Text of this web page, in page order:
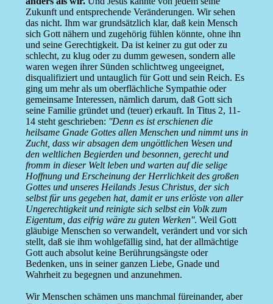
Zukunft und entsprechende Veränderungen. Wir sehen
das nicht. Ihm war grundsätzlich klar, daß kein Mensch
sich Gott nähern und zugehörig fühlen könnte, ohne ihn
und seine Gerechtigkeit. Da ist keiner zu gut oder zu
schlecht, zu klug oder zu dumm gewesen, sondern alle
waren wegen ihrer Sünden schlichtweg ungeeignet,
disqualifiziert und untauglich für Gott und sein Reich. Es
ging um mehr als um oberflächliche Sympathie oder
gemeinsame Interessen, nämlich darum, daß Gott sich
seine Familie gründet und (teuer) erkauft. In Titus 2, 11-
14 steht geschrieben: ''Denn es ist erschienen die
heilsame Gnade Gottes allen Menschen und nimmt uns in
Zucht, dass wir absagen dem ungöttlichen Wesen und
den weltlichen Begierden und besonnen, gerecht und
fromm in dieser Welt leben und warten auf die selige
Hoffnung und Erscheinung der Herrlichkeit des großen
Gottes und unseres Heilands Jesus Christus, der sich
selbst für uns gegeben hat, damit er uns erlöste von aller
Ungerechtigkeit und reinigte sich selbst ein Volk zum
Eigentum, das eifrig wäre zu guten Werken''. Weil Gott
gläubige Menschen so verwandelt, verändert und vor sich
stellt, daß sie ihm wohlgefällig sind, hat der allmächtige
Gott auch absolut keine Berührungsängste oder
Bedenken, uns in seiner ganzen Liebe, Gnade und
Wahrheit zu begegnen und anzunehmen.
Wir Menschen schämen uns manchmal füreinander, aber